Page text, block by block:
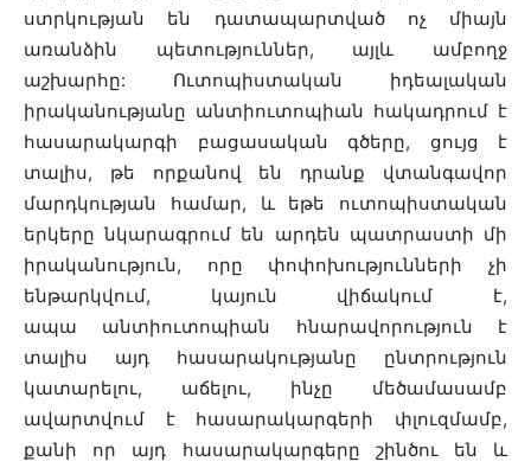
ստրկության են դատապարտված ոչ միայն
առանձին պետություններ, այլև ամբողջ
աշխարհը: Ուտոպիստական իդեալական
իրականությանը անտիուտոպիան հակադրում է
հասարակարգի բացասական գծերը, ցույց է
տալիս, թե որքանով են դրանք վտանգավոր
մարդկության համար, և եթե ուտոպիստական
երկերը նկարագրում են արդեն պատրաստի մի
իրականություն, որը փոփոխությունների չի
ենթարկվում, կայուն վիճակում է,
ապա անտիուտոպիան հնարավորություն է
տալիս այդ հասարակությանը ընտրություն
կատարելու, աճելու, ինչը մեծամասամբ
ավարտվում է հասարակարգերի փլուզմամբ,
քանի որ այդ հասարակարգերը շինծու են և